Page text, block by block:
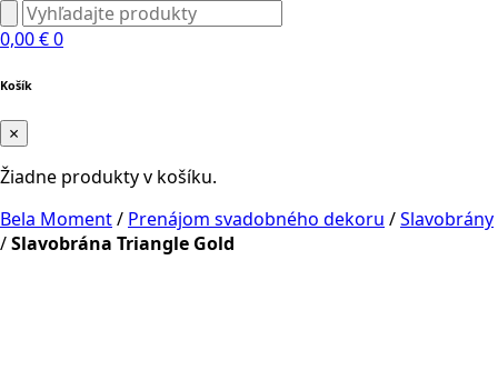
0,00€0
Košík
×
Žiadne produkty v košíku.
Bela Moment/ Prenájom svadobného dekoru /Slavobrány
/Slavobrána Triangle Gold